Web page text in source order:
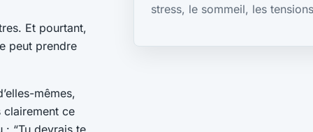
Et pourtant,
peut prendre
mêmes,
clairement ce
stress, le sommeil, les